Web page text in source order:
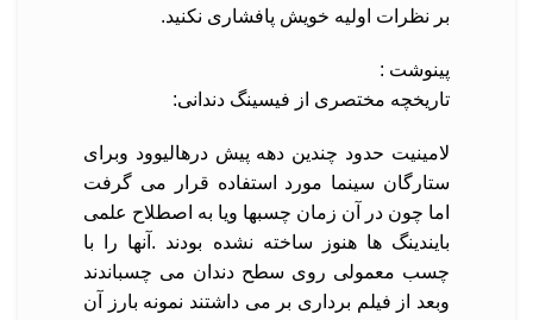
بر نظرات اولیه خویش پافشاری نکنید.
پینوشت :
تاریخچه مختصری از فیسینگ دندانی:
لامینیت حدود چندین دهه پیش درهالیوود وبرای
ستارگان سینما مورد استفاده قرار می گرفت
اما چون در آن زمان چسبها ویا به اصطلاح علمی
بایندینگ ها هنوز ساخته نشده بودند .آنها را با
چسب معمولی روی سطح دندان می چسباندند
وبعد از فیلم برداری بر می داشتند نمونه بارز آن